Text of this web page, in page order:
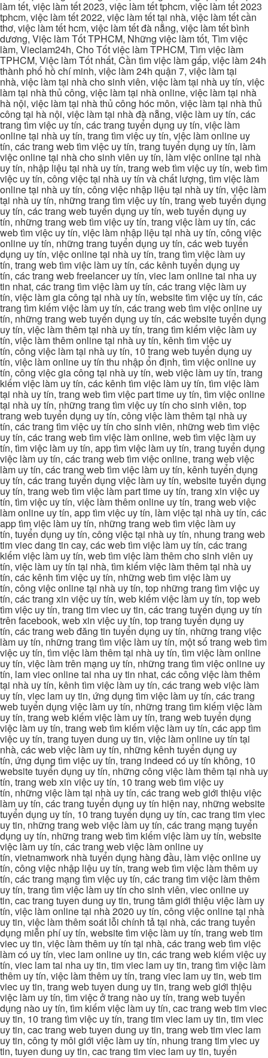
làm tết, việc làm tết 2023, việc làm tết tphcm, việc làm tết 2023
tphcm, việc làm tết 2022, việc làm tết tại nhà, việc làm tết cần
thơ, việc làm tết hcm, việc làm tết đà nẵng, việc làm tết bình
dương, Việc làm Tốt TPHCM, Những việc làm tốt, Tìm việc
làm, Vieclam24h, Cho Tốt việc làm TPHCM, Tìm việc làm
TPHCM, Việc làm Tốt nhất, Cần tìm việc làm gấp, việc làm 24h
thành phố hồ chí minh, việc làm 24h quận 7, việc làm tại
nhà, việc làm tại nhà cho sinh viên, việc làm tại nhà uy tín, việc
làm tại nhà thủ công, việc làm tại nhà online, việc làm tại nhà
hà nội, việc làm tại nhà thủ công hóc môn, việc làm tại nhà thủ
công tại hà nội, việc làm tại nhà đà nẵng, việc làm uy tín, các
trang tìm việc uy tín, các trang tuyển dụng uy tín, việc làm
online tại nhà uy tín, trang tìm việc uy tín, việc làm online uy
tín, các trang web tìm việc uy tín, trang tuyển dụng uy tín, làm
việc online tại nhà cho sinh viên uy tín, làm việc online tại nhà
uy tín, nhập liệu tại nhà uy tín, trang web tìm việc uy tín, web tìm
việc uy tín, công việc tại nhà uy tín và chất lượng, tìm việc làm
online tại nhà uy tín, công việc nhập liệu tại nhà uy tín, việc làm
tại nhà uy tín, những trang tìm việc uy tín, trang web tuyển dụng
uy tín, các trang web tuyển dụng uy tín, web tuyển dụng uy
tín, những trang web tìm việc uy tín, trang việc làm uy tín, các
web tìm việc uy tín, việc làm nhập liệu tại nhà uy tín, công việc
online uy tín, những trang tuyển dụng uy tín, các web tuyển
dụng uy tín, việc online tại nhà uy tín, trang tìm việc làm uy
tín, trang web tìm việc làm uy tín, các kênh tuyển dụng uy
tín, các trang web freelancer uy tín, viec lam online tai nha uy
tin nhat, các trang tìm việc làm uy tín, các trang việc làm uy
tín, việc làm gia công tại nhà uy tín, website tìm việc uy tín, các
trang tìm kiếm việc làm uy tín, các trang web tìm việc online uy
tín, những trang web tuyển dụng uy tín, các website tuyển dụng
uy tín, việc làm thêm tại nhà uy tín, trang tìm kiếm việc làm uy
tín, việc làm thêm online tại nhà uy tín, kênh tìm việc uy
tín, công việc làm tại nhà uy tín, 10 trang web tuyển dụng uy
tín, việc làm online uy tín thu nhập ổn định, tìm việc online uy
tín, công việc gia công tại nhà uy tín, web việc làm uy tín, trang
kiếm việc làm uy tín, các kênh tìm việc làm uy tín, tìm việc làm
tại nhà uy tín, trang web tìm việc part time uy tín, tìm việc online
tại nhà uy tín, những trang tìm việc uy tín cho sinh viên, top
trang web tuyển dụng uy tín, công việc làm thêm tại nhà uy
tín, các trang tìm việc uy tín cho sinh viên, những web tìm việc
uy tín, các trang web tìm việc làm online, web tìm việc làm uy
tín, tìm việc làm uy tín, app tìm việc làm uy tín, trang tuyển dụng
việc làm uy tín, các trang web tìm việc online, trang web việc
làm uy tín, các trang web tìm việc làm uy tín, kênh tuyển dụng
uy tín, các trang tuyển dụng việc làm uy tín, website tuyển dụng
uy tín, trang web tìm việc làm part time uy tín, trang xin việc uy
tín, tìm việc uy tín, việc làm thêm online uy tín, trang web việc
làm online uy tín, app tìm việc uy tín, làm việc tại nhà uy tín, các
app tìm việc làm uy tín, những trang web tìm việc làm uy
tín, tuyển dụng uy tín, công việc tại nhà uy tín, nhung trang web
tim viec dang tin cay, các web tìm việc làm uy tín, các trang
kiếm việc làm uy tín, web tìm việc làm thêm cho sinh viên uy
tín, việc làm uy tín tại nhà, tìm kiếm việc làm thêm tại nhà uy
tín, các kênh tìm việc uy tín, những web tìm việc làm uy
tín, công việc online tại nhà uy tín, top những trang tìm việc uy
tín, các trang xin việc uy tín, web kiếm việc làm uy tín, top web
tìm việc uy tín, trang tim viec uy tin, các trang tuyển dụng uy tín
trên facebook, web xin việc uy tín, top trang tuyển dụng uy
tín, các trang web đăng tin tuyển dụng uy tín, những trang việc
làm uy tín, những trang tìm việc làm uy tín, một số trang web tìm
việc uy tín, tìm việc làm thêm tại nhà uy tín, tìm việc làm online
uy tín, việc làm trên mạng uy tín, những trang tìm việc online uy
tín, lam viec online tai nha uy tin nhat, các công việc làm thêm
tại nhà uy tín, kênh tìm việc làm uy tín, các trang web việc làm
uy tín, viec lam uy tin, ứng dụng tìm việc làm uy tín, các trang
web tuyển dụng việc làm uy tín, những trang tìm kiếm việc làm
uy tín, trang web kiếm việc làm uy tín, trang web tuyển dụng
việc làm uy tín, trang web tìm kiếm việc làm uy tín, các app tìm
việc uy tín, trang tuyen dung uy tin, việc làm online uy tín tại
nhà, các web việc làm uy tín, những kênh tuyển dụng uy
tín, ứng dụng tìm việc uy tín, trang indeed có uy tín không, 10
website tuyển dụng uy tín, những công việc làm thêm tại nhà uy
tín, trang web xin việc uy tín, 10 trang web tìm việc uy
tín, những việc làm tại nhà uy tín, các trang web giới thiệu việc
làm uy tín, các trang tuyển dụng uy tín hiện nay, những website
tuyển dụng uy tín, 10 trang tuyển dụng uy tín, cac trang tim viec
uy tin, những trang web việc làm uy tín, các trang mạng tuyển
dụng uy tín, những trang web tìm kiếm việc làm uy tín, website
việc làm uy tín, các trang web việc làm online uy
tín, vietnamwork nhà tuyển dụng hàng đầu, làm việc online uy
tín, công việc nhập liệu uy tín, trang web tìm việc làm thêm uy
tín, các trang mạng tìm việc uy tín, các trang tìm việc làm thêm
uy tín, trang tìm việc làm uy tín cho sinh viên, viec online uy
tin, cac trang tuyen dung uy tin, trung tâm giới thiệu việc làm uy
tín, việc làm online tại nhà 2020 uy tín, công việc online tại nhà
uy tin, việc làm thêm soát lỗi chính tả tại nhà, các trang tuyển
dụng miễn phí uy tín, website tìm việc làm uy tín, trang web tim
viec uy tin, việc làm thêm uy tín tại nhà, các trang web tìm việc
làm có uy tín, viec lam online uy tin, các trang web kiếm việc uy
tín, viec lam tai nha uy tin, tim viec lam uy tin, trang tìm việc làm
thêm uy tín, việc làm thêm uy tín, trang viec lam uy tin, web tim
viec uy tin, trang web tuyen dung uy tin, trang web giới thiệu
việc làm uy tín, tìm việc ở trang nào uy tín, trang web tuyển
dụng nào uy tín, tìm kiếm việc làm uy tín, cac trang web tim viec
uy tin, 10 trang tìm việc uy tín, trang tim viec lam uy tin, tim viec
uy tin, cac trang web tuyen dung uy tin, trang web tim viec lam
uy tin, công ty môi giới việc làm uy tín, nhung trang tim viec uy
tin, tuyen dung uy tin, cac trang tim viec lam uy tin, tuyển